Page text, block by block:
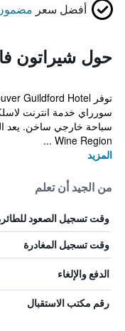
أفضل سعر
حول شيراتون
سورراي خدمة انترنت
Wine Region ...
المزيد
من الجيد أن تعلم
وقت تسجيل الصعود
وقت تسجيل المغادرة
الدفع والإلغاء
رقم مكتب الاستقبال